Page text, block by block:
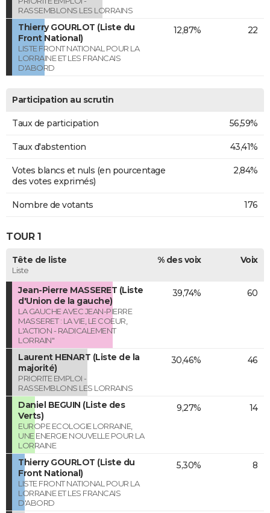
RASSEMBLONS LES LORRAINS
Thierry GOURLOT (Liste du
Front National)
LISTE FRONT NATIONAL POUR LA
LORRAINE ET LES FRANCAIS
D'ABORD
12,87% 22
Participation au scrutin
Taux de participation 56,59%
Taux d'abstention 43,41%
Votes blancs et nuls (en pourcentage
des votes exprimés)
2,84%
Nombre de votants 176
TOUR 1
Tête de liste
Liste
% des voix Voix
Jean-Pierre MASSERET (Liste
d'Union de la gauche)
LA GAUCHE AVEC JEAN-PIERRE
MASSERET : LA VIE, LE COEUR,
L'ACTION - RADICALEMENT
LORRAIN"
39,74% 60
Laurent HENART (Liste de la
majorité)
PRIORITE EMPLOI -
RASSEMBLONS LES LORRAINS
30,46% 46
Daniel BEGUIN (Liste des
Verts)
EUROPE ECOLOGIE LORRAINE,
UNE ENERGIE NOUVELLE POUR LA
LORRAINE
9,27% 14
Thierry GOURLOT (Liste du
Front National)
LISTE FRONT NATIONAL POUR LA
LORRAINE ET LES FRANCAIS
D'ABORD
5,30% 8